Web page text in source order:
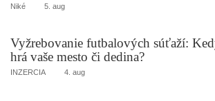
Niké 5. aug
Vyžrebovanie futbalových súťaží:
hrá vaše mesto či dedina?
INZERCIA 4. aug